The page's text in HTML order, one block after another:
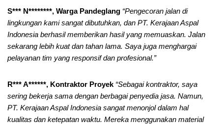
S*** N********, Warga Pandeglang “Pengecoran jalan di
lingkungan kami sangat dibutuhkan, dan PT. Kerajaan Aspal
Indonesia berhasil memberikan hasil yang memuaskan. Jalan
sekarang lebih kuat dan tahan lama. Saya juga menghargai
pelayanan tim yang responsif dan profesional.”
R*** A******, Kontraktor Proyek “Sebagai kontraktor, saya
sering bekerja sama dengan berbagai penyedia jasa. Namun,
PT. Kerajaan Aspal Indonesia sangat menonjol dalam hal
kualitas dan ketepatan waktu. Mereka menggunakan material